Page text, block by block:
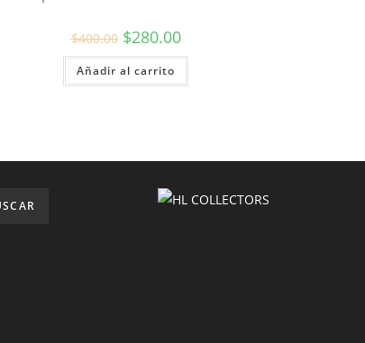
$400.00 El
precio
original
era:
$400.00.
$280.00El
precio
actual
$280.00.
Añadir al carrito